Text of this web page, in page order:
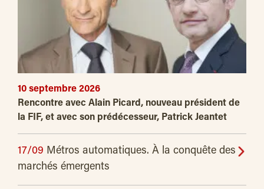
10 septembre 2026
Rencontre avec Alain Picard, nouveau président de
la FIF, et avec son prédécesseur, Patrick Jeantet
17/09 Métros automatiques. À la conquête des
marchés émergents